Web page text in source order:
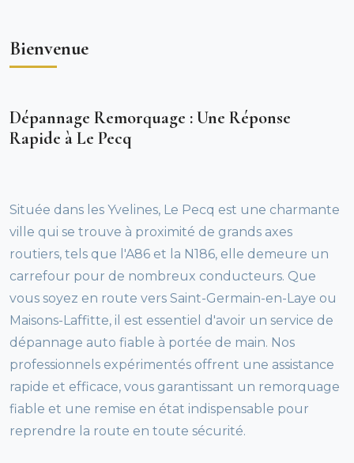
Bienvenue
Dépannage Remorquage : Une Réponse
Rapide à Le Pecq
Située dans les Yvelines, Le Pecq est une charmante
ville qui se trouve à proximité de grands axes
routiers, tels que l'A86 et la N186, elle demeure un
carrefour pour de nombreux conducteurs. Que
vous soyez en route vers Saint-Germain-en-Laye ou
Maisons-Laffitte, il est essentiel d'avoir un service de
dépannage auto fiable à portée de main. Nos
professionnels expérimentés offrent une assistance
rapide et efficace, vous garantissant un remorquage
fiable et une remise en état indispensable pour
reprendre la route en toute sécurité.